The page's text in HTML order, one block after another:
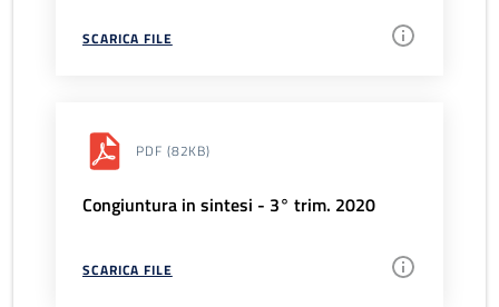
SCARICA FILE
PDF (82KB)
Congiuntura in sintesi - 3° trim. 2020
SCARICA FILE